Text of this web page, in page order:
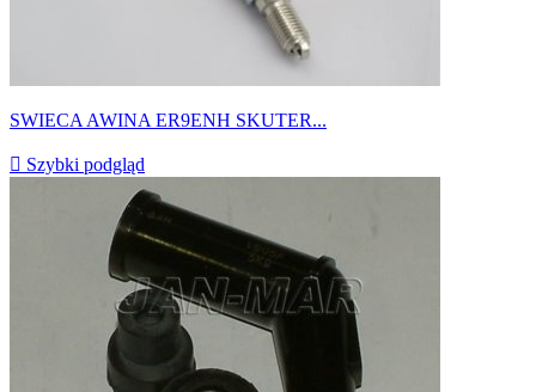
SWIECA AWINA ER9ENH SKUTER...
 Szybki podgląd